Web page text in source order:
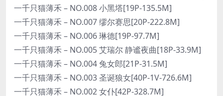
一千只猫薄禾 – NO.008 小黑塔[19P-135.5M]
一千只猫薄禾 – NO.007 缪尔赛思[20P-222.8M]
一千只猫薄禾 – NO.006 琳德[19P-97.7M]
一千只猫薄禾 – NO.005 艾瑞尔 静谧夜曲[18P-33.9M]
一千只猫薄禾 – NO.004 兔女郎[21P-31.5M]
一千只猫薄禾 – NO.003 圣诞狼女[40P-1V-726.6M]
一千只猫薄禾 – NO.002 女仆[42P-328.7M]